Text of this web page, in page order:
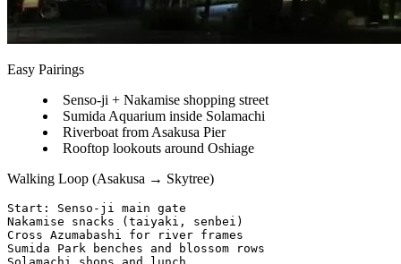
Easy Pairings
Senso-ji + Nakamise shopping street
Sumida Aquarium inside Solamachi
Riverboat from Asakusa Pier
Rooftop lookouts around Oshiage
Walking Loop (Asakusa → Skytree)
Start: Senso-ji main gate
Nakamise snacks (taiyaki, senbei)
Cross Azumabashi for river frames
Sumida Park benches and blossom rows